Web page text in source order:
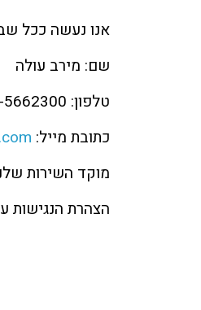
אנו נעשה ככל
שם: מירב עולה
טלפון: 053-5662300
כתובת מייל:
מוקד השירות שלנו זמין 24/7
הצהרת הנגישות